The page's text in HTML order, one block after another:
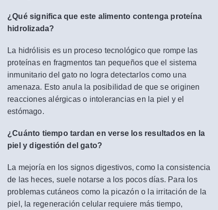
¿Qué significa que este alimento contenga proteína
hidrolizada?
La hidrólisis es un proceso tecnológico que rompe las
proteínas en fragmentos tan pequeños que el sistema
inmunitario del gato no logra detectarlos como una
amenaza. Esto anula la posibilidad de que se originen
reacciones alérgicas o intolerancias en la piel y el
estómago.
¿Cuánto tiempo tardan en verse los resultados en la
piel y digestión del gato?
La mejoría en los signos digestivos, como la consistencia
de las heces, suele notarse a los pocos días. Para los
problemas cutáneos como la picazón o la irritación de la
piel, la regeneración celular requiere más tiempo,